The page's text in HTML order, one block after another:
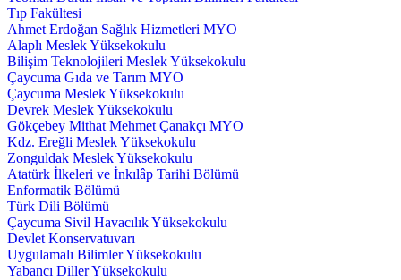
Tıp Fakültesi
Ahmet Erdoğan Sağlık Hizmetleri MYO
Alaplı Meslek Yüksekokulu
Bilişim Teknolojileri Meslek Yüksekokulu
Çaycuma Gıda ve Tarım MYO
Çaycuma Meslek Yüksekokulu
Devrek Meslek Yüksekokulu
Gökçebey Mithat Mehmet Çanakçı MYO
Kdz. Ereğli Meslek Yüksekokulu
Zonguldak Meslek Yüksekokulu
Atatürk İlkeleri ve İnkılâp Tarihi Bölümü
Enformatik Bölümü
Türk Dili Bölümü
Çaycuma Sivil Havacılık Yüksekokulu
Devlet Konservatuvarı
Uygulamalı Bilimler Yüksekokulu
Yabancı Diller Yüksekokulu